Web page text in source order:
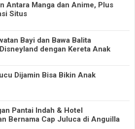
Antara Manga dan Anime, Plus
Situs
Bayi dan Bawa Balita
dengan Kereta Anak
Dijamin Bisa Bikin Anak
Pantai Indah & Hotel
Bernama Cap Juluca di Anguilla